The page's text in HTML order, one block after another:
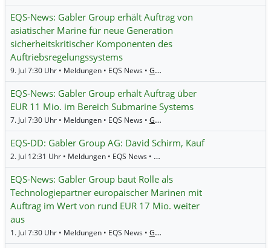
EQS-News: Gabler Group erhält Auftrag von
asiatischer Marine für neue Generation
sicherheitskritischer Komponenten des
Auftriebsregelungssystems
9. Jul 7:30 Uhr • Meldungen • EQS News • Gabler Group
EQS-News: Gabler Group erhält Auftrag über
EUR 11 Mio. im Bereich Submarine Systems
7. Jul 7:30 Uhr • Meldungen • EQS News • Gabler Group
EQS-DD: Gabler Group AG: David Schirm, Kauf
2. Jul 12:31 Uhr • Meldungen • EQS News •
Gabler Group
EQS-News: Gabler Group baut Rolle als
Technologiepartner europäischer Marinen mit
Auftrag im Wert von rund EUR 17 Mio. weiter
aus
1. Jul 7:30 Uhr • Meldungen • EQS News • Gabler Group